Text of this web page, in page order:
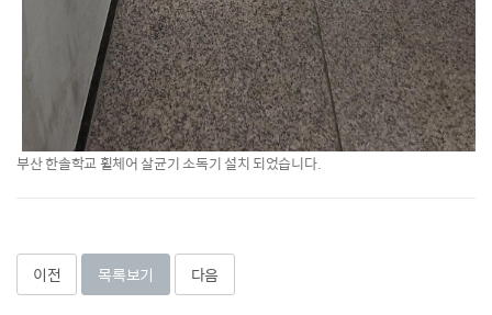
부산 한솔학교 휠체어 살균기 소독기 설치 되었습니다.
이전 목록보기 다음